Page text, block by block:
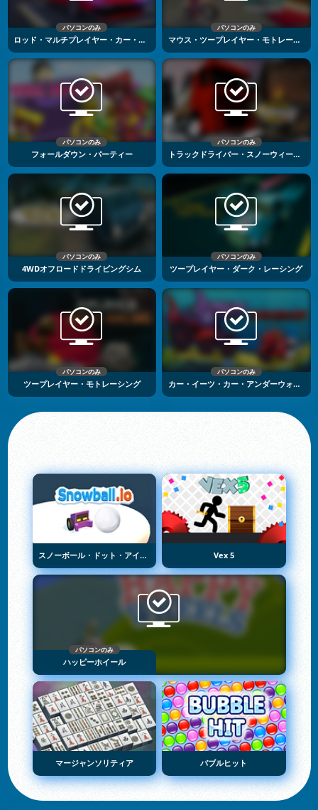
パソコンのみ
ロッド・マルチプレイヤー・カー・ドライビング
パソコンのみ
マウス・ツープレイヤー・モトレーシング
パソコンのみ
フォールダウン・パーティー
パソコンのみ
トラックドライバー・スノーウィー・ロード
パソコンのみ
4WDオフロードドライビングシム
パソコンのみ
ツープレイヤー・ダーク・レーシング
パソコンのみ
ツープレイヤー・モトレーシング
パソコンのみ
カー・イーツ・カー・アンダーウォーター・アドベンチャー
スノーボール・ドット・アイオー Vex 5
パソコンのみ
ハッピーホイール
マージャンソリティア バブルヒット